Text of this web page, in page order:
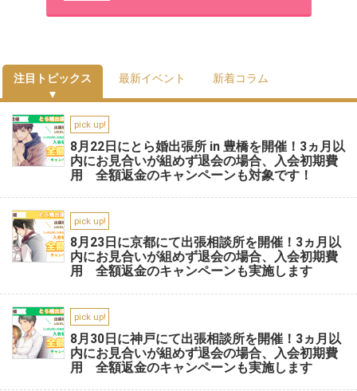
注目トピックス 最新イベント 新着コラム
pick up!
8月22日にとら婚出張所 in 豊橋を開催！3ヵ月以
内にお見合いが組めず退会の場合、入会初期費
用 全額返金のキャンペーンも対象です！
pick up!
8月23日に京都にて出張相談所を開催！3ヵ月以
内にお見合いが組めず退会の場合、入会初期費
用 全額返金のキャンペーンも実施します
pick up!
8月30日に神戸にて出張相談所を開催！3ヵ月以
内にお見合いが組めず退会の場合、入会初期費
用 全額返金のキャンペーンも実施します